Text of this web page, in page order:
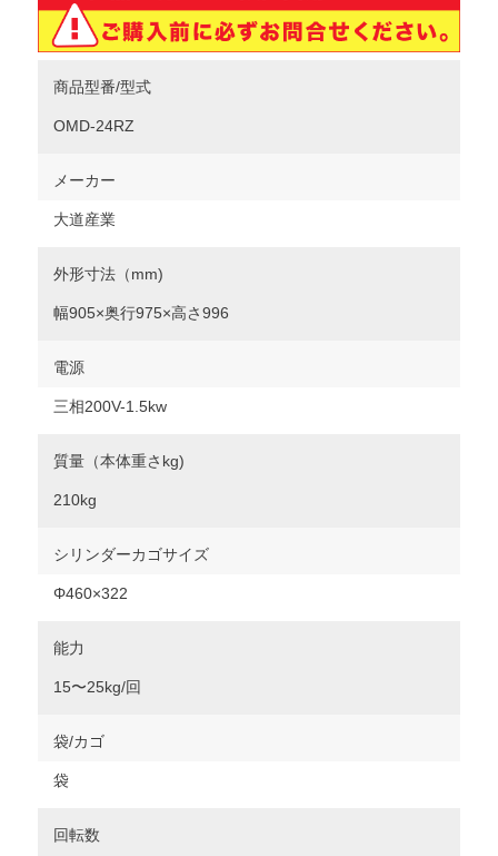
商品型番/型式
OMD-24RZ
メーカー
大道産業
外形寸法（mm)
幅905×奥行975×高さ996
電源
三相200V-1.5kw
質量（本体重さkg)
210kg
シリンダーカゴサイズ
Φ460×322
能力
15〜25kg/回
袋/カゴ
袋
回転数